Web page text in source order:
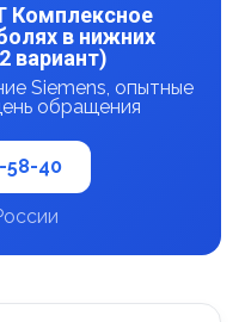
Комплексное
в нижних
вариант)
Siemens, опытные
обращения
58-40